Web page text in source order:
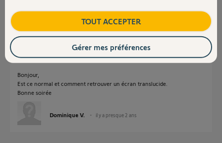
Anonyme il y a presque 2 ans
Bonjour,
Est ce normal et comment retrouver un écran translucide.
Bonne soirée
Dominique V. il y a presque 2 ans
TOUT ACCEPTER
Gérer mes préférences